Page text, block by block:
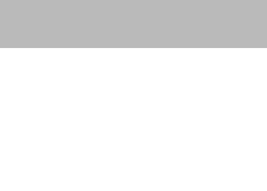
en San Adrián